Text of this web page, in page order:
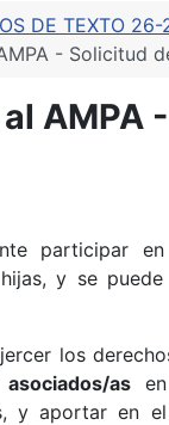
DE TEXTO 26-
- Solicitud
AMPA
participar
y se
los
as
y aportar en